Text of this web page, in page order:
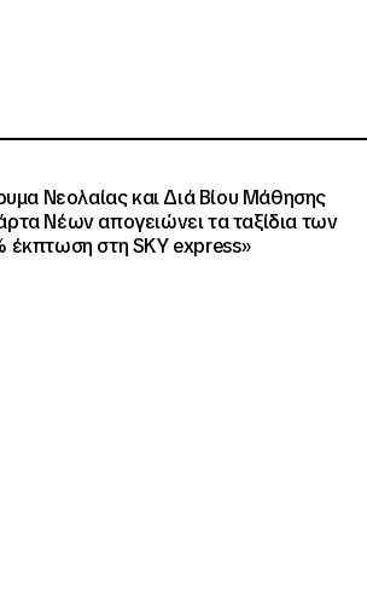
Νεολαίας και Διά Βίου Μάθησης
Νέων απογειώνει τα ταξίδια των
έκπτωση στη SKY express»